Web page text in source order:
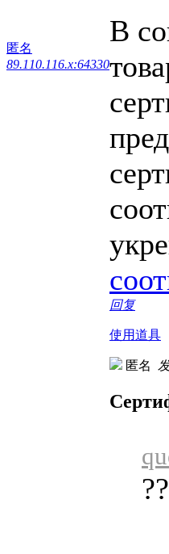
匿名
89.110.116.x:64330
В
回复
使用道具
匿名